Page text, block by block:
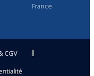
France
CGV